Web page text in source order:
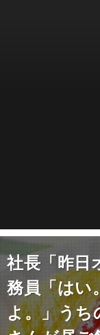
社長「昨日
務員「はい
よ。」うち